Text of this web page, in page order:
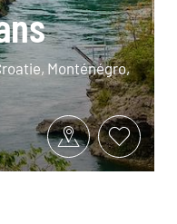
Monténégro,